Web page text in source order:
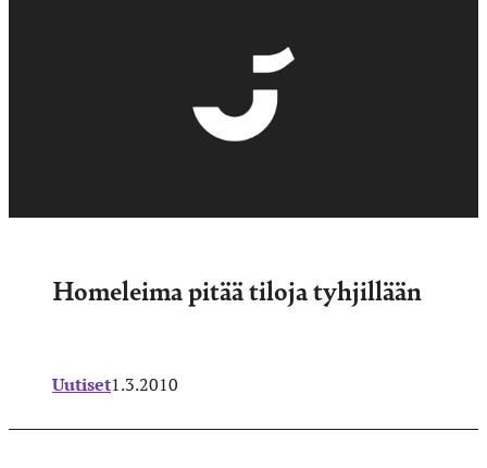
Homeleima pitää tiloja tyhjillään
Uutiset1.3.2010